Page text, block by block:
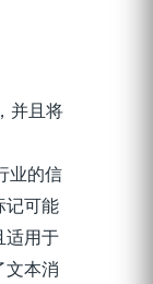
并且将
业的信
记可能
适用于
文本消